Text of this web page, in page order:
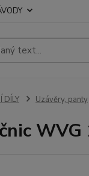
DÍLY Uzávěry, panty